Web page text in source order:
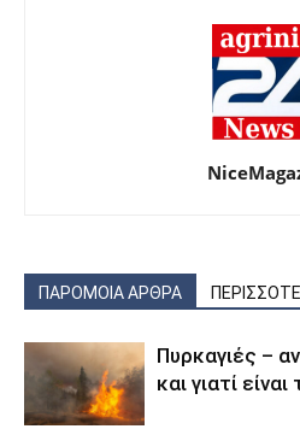
ΠΑΡΟΜΟΙΑ ΑΡΘΡΑ
Πυρκαγιές –
και γιατί